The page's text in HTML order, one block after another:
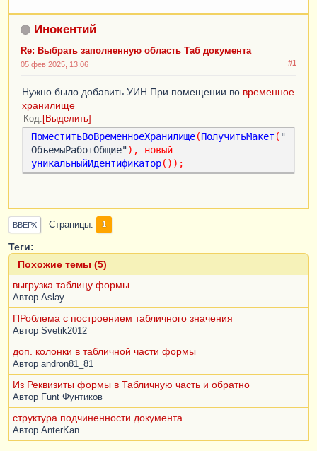
ПоместитьВоВременноеХранилище
ла,
ТипФайлаПакетаОтображаемыхДокументов
Инокентий
Re: Выбрать заполненную область Таб документа
#1
05 фев 2025, 13:06
Нужно было добавить УИН При помещении во временное
хранилище
Код Выделить
ПоместитьВоВременноеХранилище(ПолучитьМакет ( "
ОбъемыРаботОбщие"),
новый
уникальныйИдентификатор());
ВВЕРХ Страницы 1
Теги:
Похожие темы (5)
выгрузка таблицу формы
Автор Aslay
ПРоблема с построением табличного значения
Автор Svetik2012
доп. колонки в табличной части формы
Автор andron81_81
Из Реквизиты формы в Табличную часть и обратно
Автор Funt Фунтиков
структура подчиненности документа
Автор AnterKan